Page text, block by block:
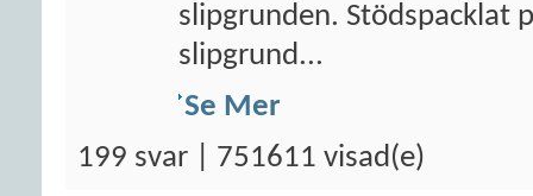
slipgrunden. Stödspacklat
slipgrund...
Se Mer
199 svar | 751611 visad(e)